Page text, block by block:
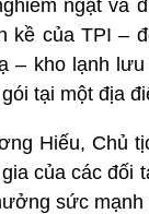
ngặt và
kề của TPI –
– kho lạnh
tại một địa
Hiếu, Chủ
của các đối
sức